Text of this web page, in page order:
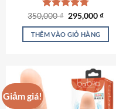
Được xếp
hạng4.79
5 sao
350,000₫ Giá
là:
350,000 ₫.
295,000₫Giá
tại
THÊM VÀO GIỎ HÀNG
Giảm giá!